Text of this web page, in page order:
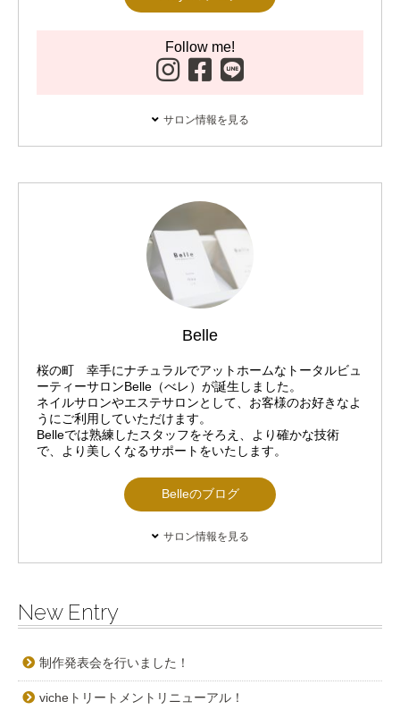
Follow me!
サロン情報を見る
Belle
桜の町 幸手にナチュラルでアットホームなトータルビュ
ーティーサロンBelle（べレ）が誕生しました。
ネイルサロンやエステサロンとして、お客様のお好きなよ
うにご利用していただけます。
Belleでは熟練したスタッフをそろえ、より確かな技術
で、より美しくなるサポートをいたします。
Belleのブログ
サロン情報を見る
New Entry
制作発表会を行いました！
vicheトリートメントリニューアル！